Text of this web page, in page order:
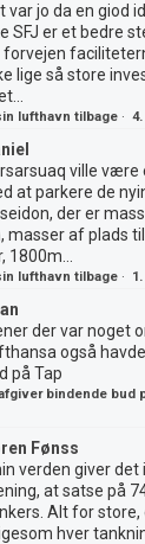
var jo da en giod
SFJ er et bedre
forvejen
lige så store
lufthavn tilbage ·
ville
at parkere de
der er
masser af plads
lufthavn tilbage ·
der var noget
også
på Tap
bindende bud
Fønss
verden giver det
at satse på
Alt for
hver